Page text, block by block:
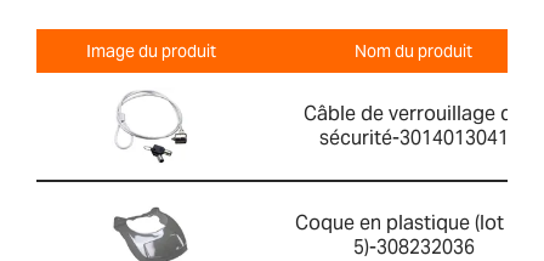
Image du produit Nom du produit
Câble de verrouillage de
sécurité-3014013041
Coque en plastique (lot de
5)-308232036